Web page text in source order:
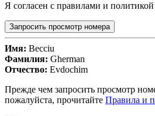
Я согласен с правилами и политикой
Запросить просмотр номера
Имя: Becciu
Фамилия: Gherman
Отчество: Evdochim
Прежде чем запросить просмотр
пожалуйста, прочитайте Правила и